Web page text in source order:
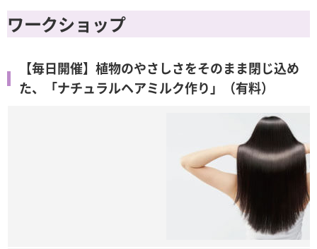
ワークショップ
【毎日開催】植物のやさしさをそのまま閉じ込め
た、「ナチュラルヘアミルク作り」（有料）